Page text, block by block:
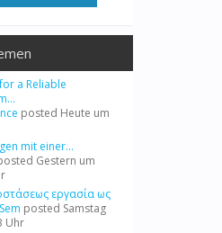
a Reliable
posted Heute um
mit einer...
Gestern um
εργασία ως
posted Samstag
Uhr